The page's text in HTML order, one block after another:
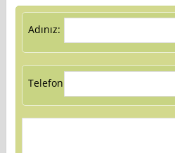
Adınız:
Telefon: